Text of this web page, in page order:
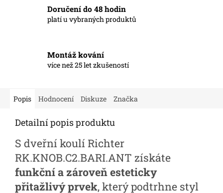
Doručení do 48 hodin
platí u vybraných produktů
Montáž kování
více než 25 let zkušeností
Popis Hodnocení Diskuze Značka
Detailní popis produktu
S dveřní koulí Richter
RK.KNOB.C2.BARI.ANT získáte
funkční a zároveň esteticky
přitažlivý prvek, který podtrhne styl